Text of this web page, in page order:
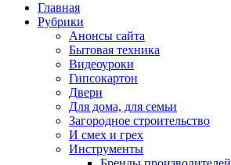
Главная
Рубрики
Анонсы сайта
Бытовая техника
Видеоуроки
Гипсокартон
Двери
Для дома, для семьи
Загородное строительство
И смех и грех
Инструменты